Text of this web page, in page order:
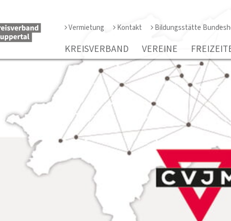
Vermietung Kontakt Bildungsstätte
KREISVERBAND VEREINE